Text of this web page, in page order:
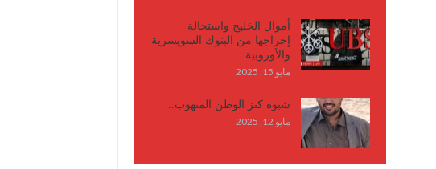
أموال الخليج واستحالة
إخراجها من البنوك السويسرية
والأوروبية…
مايو 15, 2025
شبوة كنز الوطن المنهوب..
مايو 12, 2025